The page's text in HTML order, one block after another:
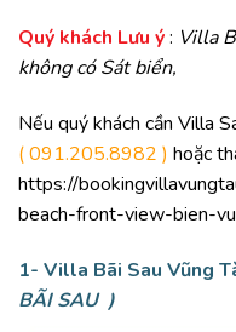
Quý khách Lưu ý: Villa
không có Sát biển,
Nếu quý khách cần Villa
( 091.205.8982 ) hoặc
https://
beach-front-view-bien-
1- Villa Bãi Sau Vũng
BÃI SAU )